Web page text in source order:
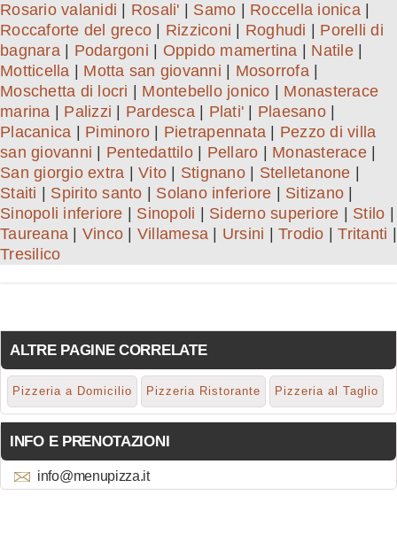
Rosario valanidi
Rosali' Samo Roccella ionica|
Roccaforte del greco
Rizziconi Roghudi
Porelli di
bagnara| Podargoni Oppido mamertina Natile|
Motticella
Motta san giovanni Mosorrofa|
Moschetta di locri
Montebello jonico
Monasterace
marina
Palizzi Pardesca| Plati' Plaesano|
Placanica
Piminoro Pietrapennata
Pezzo di villa
san giovanni
Pentedattilo| Pellaro Monasterace|
San giorgio extra
Vito Stignano| Stelletanone
Staiti
Spirito santo Solano inferiore Sitizano
Sinopoli inferiore
Sinopoli Siderno superiore Stilo
Taureana
Vinco Villamesa Ursini Trodio |Tritanti
Tresilico
ALTRE PAGINE CORRELATE
Pizzeria a Domicilio Pizzeria Ristorante Pizzeria al Taglio
INFO E PRENOTAZIONI
info@menupizza.it